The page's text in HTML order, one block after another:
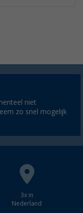
niet
zo snel mogelijk
3x in
Nederland